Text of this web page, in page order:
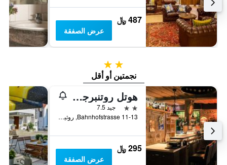
487 ﷼
عرض الصفقة
2 نجمتين
نجمتين أو أقل
هوتل روتنبرجر هوف
2 نجمتين
جيد 7.5
Bahnhofstrasse 11-13, روثينبورغ اوب در تاوبر, بافاريا, ألمانيا
295 ﷼
عرض الصفقة